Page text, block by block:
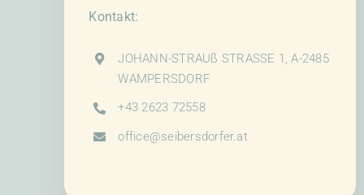
Kontakt:
JOHANN-STRAUß STRASSE 1, A-2485
WAMPERSDORF
+43 2623 72558
office@seibersdorfer.at